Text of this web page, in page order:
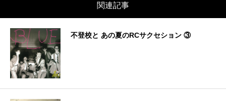
関連記事
不登校と あの夏のRCサクセション ③